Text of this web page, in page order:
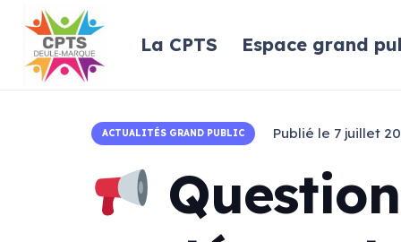
La CPTS Espace grand
ACTUALITÉS GRAND PUBLIC Publié le 7 juillet